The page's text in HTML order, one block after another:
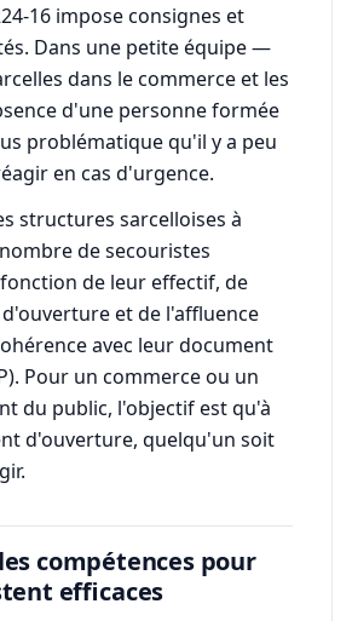
16 impose consignes et
Dans une petite équipe —
dans le commerce et les
d'une personne formée
problématique qu'il y a peu
en cas d'urgence.
structures sarcelloises à
de secouristes
de leur effectif, de
et de l'affluence
avec leur document
Pour un commerce ou un
du public, l'objectif est qu'à
d'ouverture, quelqu'un soit
compétences pour
efficaces